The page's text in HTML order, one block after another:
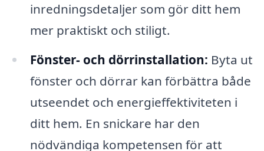
inredningsdetaljer som gör ditt hem
mer praktiskt och stiligt.
Fönster- och dörrinstallation: Byta ut
fönster och dörrar kan förbättra både
utseendet och energieffektiviteten i
ditt hem. En snickare har den
nödvändiga kompetensen för att